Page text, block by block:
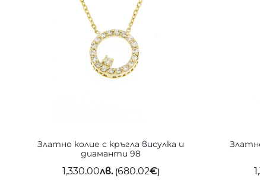
Златно колие с кръгла висулка и
диаманти 98
1,330.00лв.(680.02€)